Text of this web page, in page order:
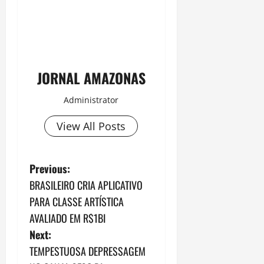
JORNAL AMAZONAS
Administrator
View All Posts
P
o
s
t
Previous:
BRASILEIRO CRIA APLICATIVO
PARA CLASSE ARTÍSTICA
AVALIADO EM R$1BI
Next:
TEMPESTUOSA DEPRESSAGEM